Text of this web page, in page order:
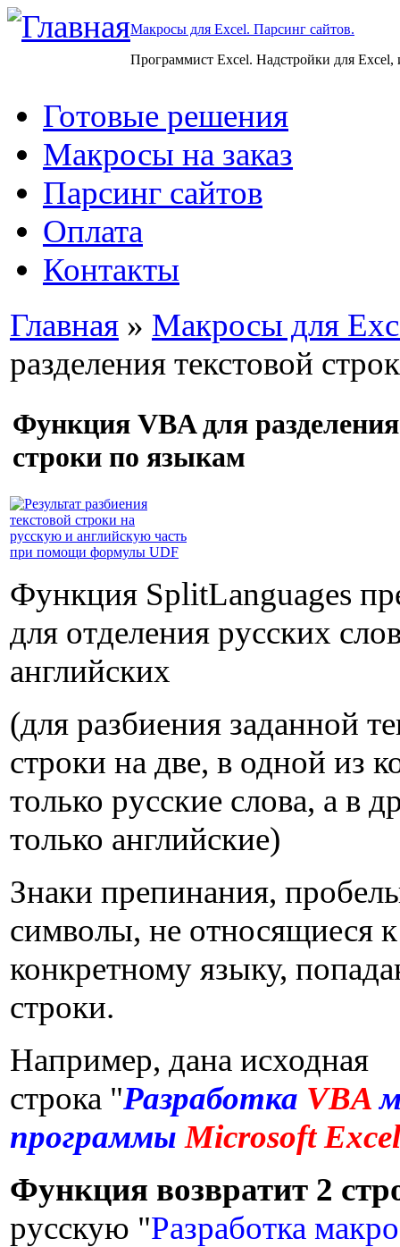
Макросы для Excel. Парсинг сайтов.
Программист Excel. Надстройки для Excel,
Готовые решения
Макросы на заказ
Парсинг сайтов
Оплата
Контакты
Главная » Макросы для
разделения текстовой
Функция VBA для
строки по языкам
Функция SplitLanguages
для отделения русских
английских
(для разбиения заданной
строки на две, в одной из
только русские слова, а в
только английские)
Знаки препинания,
символы, не относящиеся к
конкретному языку,
строки.
Например, дана исходная
строка "Разработка VBA
программы Microsoft Excel
Функция возвратит 2
русскую "Разработка